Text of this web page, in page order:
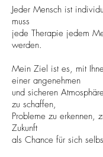
Jeder Mensch ist
muss
jede Therapie jedem
werden.
Mein Ziel ist es, mit
einer angenehmen
und sicheren
zu schaffen,
Probleme zu erkennen,
Zukunft
als Chance für sich